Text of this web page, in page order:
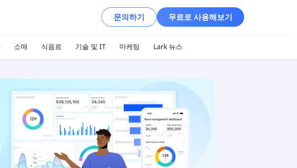
문의하기 무료로 사용해보기
소매 식음료 기술 및 IT 마케팅 Lark 뉴스